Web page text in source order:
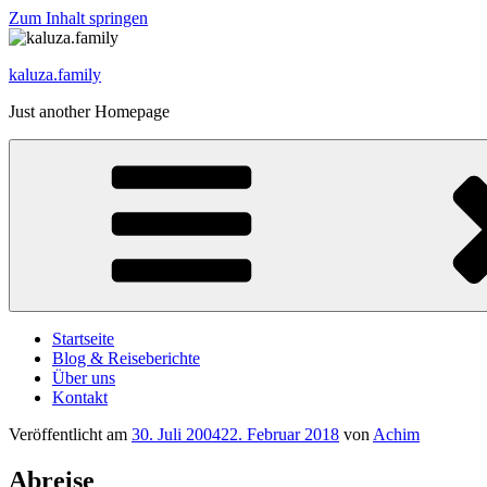
Zum Inhalt springen
kaluza.family
Just another Homepage
Startseite
Blog & Reiseberichte
Über uns
Kontakt
Veröffentlicht am 30. Juli 200422. Februar 2018 von Achim
Abreise